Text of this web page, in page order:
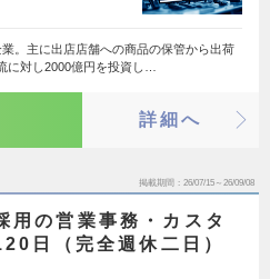
。主に出店店舗への商品の保管から出荷
に対し2000億円を投資し…
詳細へ
掲載期間 26/07/15～26/09/08
の営業事務・カスタ
日（完全週休二日）